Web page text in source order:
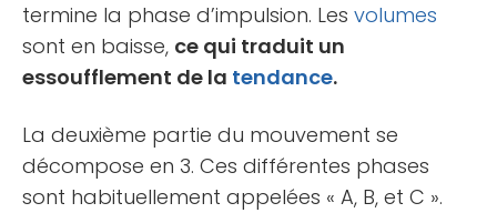
termine la phase d’impulsion. Les volumes
sont en baisse, ce qui traduit un
essoufflement de la tendance.
La deuxième partie du mouvement se
décompose en 3. Ces différentes phases
sont habituellement appelées « A, B, et C ».